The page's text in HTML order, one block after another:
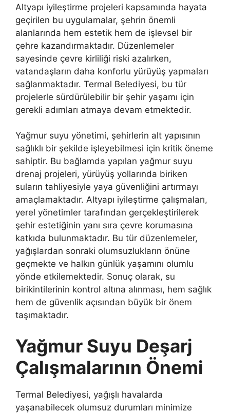
Altyapı iyileştirme projeleri kapsamında hayata
geçirilen bu uygulamalar, şehrin önemli
alanlarında hem estetik hem de işlevsel bir
çehre kazandırmaktadır. Düzenlemeler
sayesinde çevre kirliliği riski azalırken,
vatandaşların daha konforlu yürüyüş yapmaları
sağlanmaktadır. Termal Belediyesi, bu tür
projelerle sürdürülebilir bir şehir yaşamı için
gerekli adımları atmaya devam etmektedir.
Yağmur suyu yönetimi, şehirlerin alt yapısının
sağlıklı bir şekilde işleyebilmesi için kritik öneme
sahiptir. Bu bağlamda yapılan yağmur suyu
drenaj projeleri, yürüyüş yollarında biriken
suların tahliyesiyle yaya güvenliğini artırmayı
amaçlamaktadır. Altyapı iyileştirme çalışmaları,
yerel yönetimler tarafından gerçekleştirilerek
şehir estetiğinin yanı sıra çevre korumasına
katkıda bulunmaktadır. Bu tür düzenlemeler,
yağışlardan sonraki olumsuzlukların önüne
geçmekte ve halkın günlük yaşamını olumlu
yönde etkilemektedir. Sonuç olarak, su
birikintilerinin kontrol altına alınması, hem sağlık
hem de güvenlik açısından büyük bir önem
taşımaktadır.
Yağmur Suyu Deşarj
Çalışmalarının Önemi
Termal Belediyesi, yağışlı havalarda
yaşanabilecek olumsuz durumları minimize